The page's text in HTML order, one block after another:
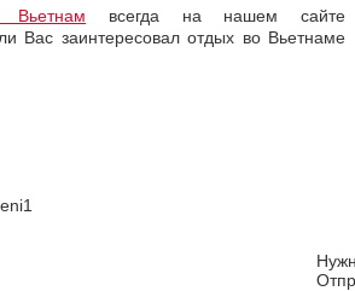
всегда на нашем сайте
Вас заинтересовал отдых во Вьетнаме